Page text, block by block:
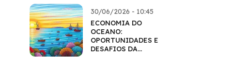
30/06/2026 - 10:45
ECONOMIA DO
OCEANO:
OPORTUNIDADES E
DESAFIOS DA